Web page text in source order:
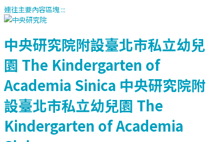
連往主要內容區塊:::
中央研究院附設臺北市私立幼兒
園 The Kindergarten of
Academia Sinica 中央研究院附
設臺北市私立幼兒園 The
Kindergarten of Academia